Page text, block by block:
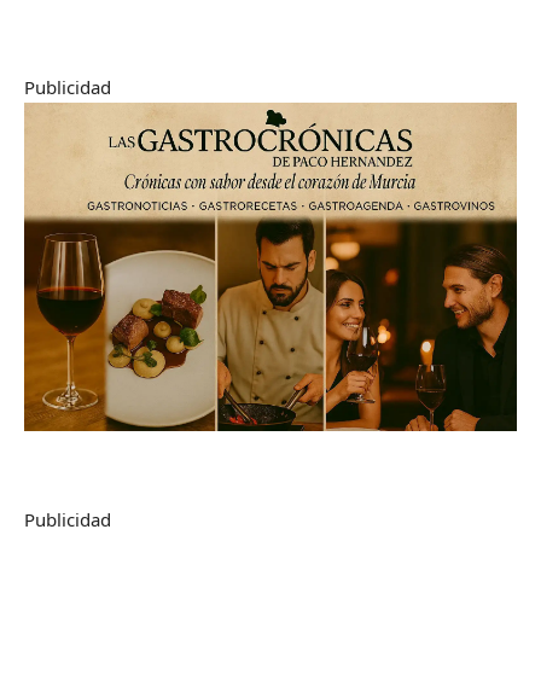
Publicidad
Publicidad